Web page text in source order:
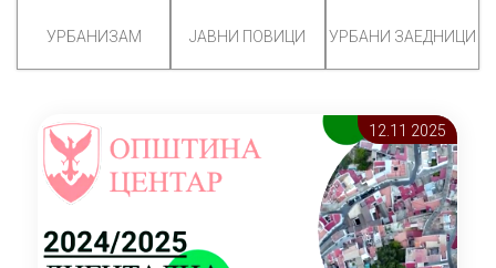
УРБАНИЗАМ ЈАВНИ ПОВИЦИ УРБАНИ ЗАЕДНИЦИ
12.11 2025